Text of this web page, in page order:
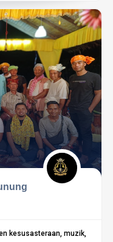
kesusasteraan, muzik,